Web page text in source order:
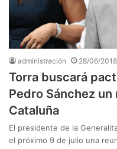
administración 28/06/2018
Torra buscará
Pedro Sánchez
Cataluña
El presidente de la
el próximo 9 de julio una